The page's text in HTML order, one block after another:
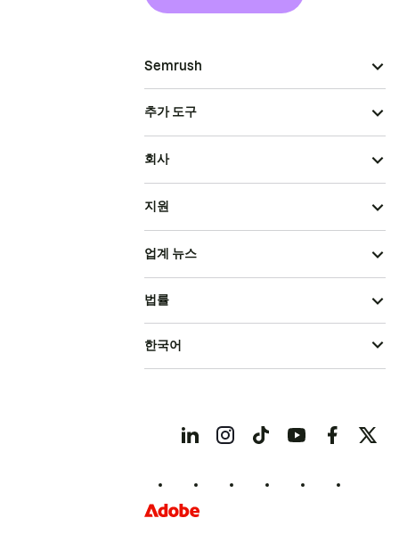
Semrush
추가 도구
회사
지원
업계 뉴스
법률
한국어